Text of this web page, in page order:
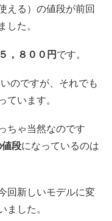
える）の値段が前回
た。
，８００円です。
のですが、それでも
います。
ちゃ当然なのです
段になっているのは
回新しいモデルに変
した。